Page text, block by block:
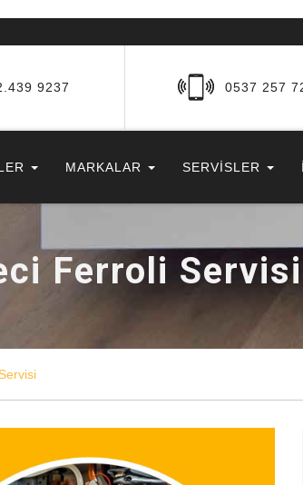
9237 0537 257
MARKALAR SERVİSLER
Ferroli Servisi